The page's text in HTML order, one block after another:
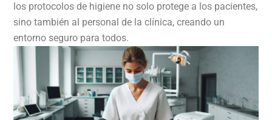
los protocolos de higiene no solo protege a los pacientes,
sino también al personal de la clínica, creando un
entorno seguro para todos.